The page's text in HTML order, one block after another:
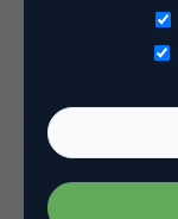
Ik lees dit
Media
een groep